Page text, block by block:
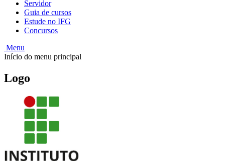
Servidor
Guia de cursos
Estude no IFG
Concursos
Menu
Início do menu principal
Logo